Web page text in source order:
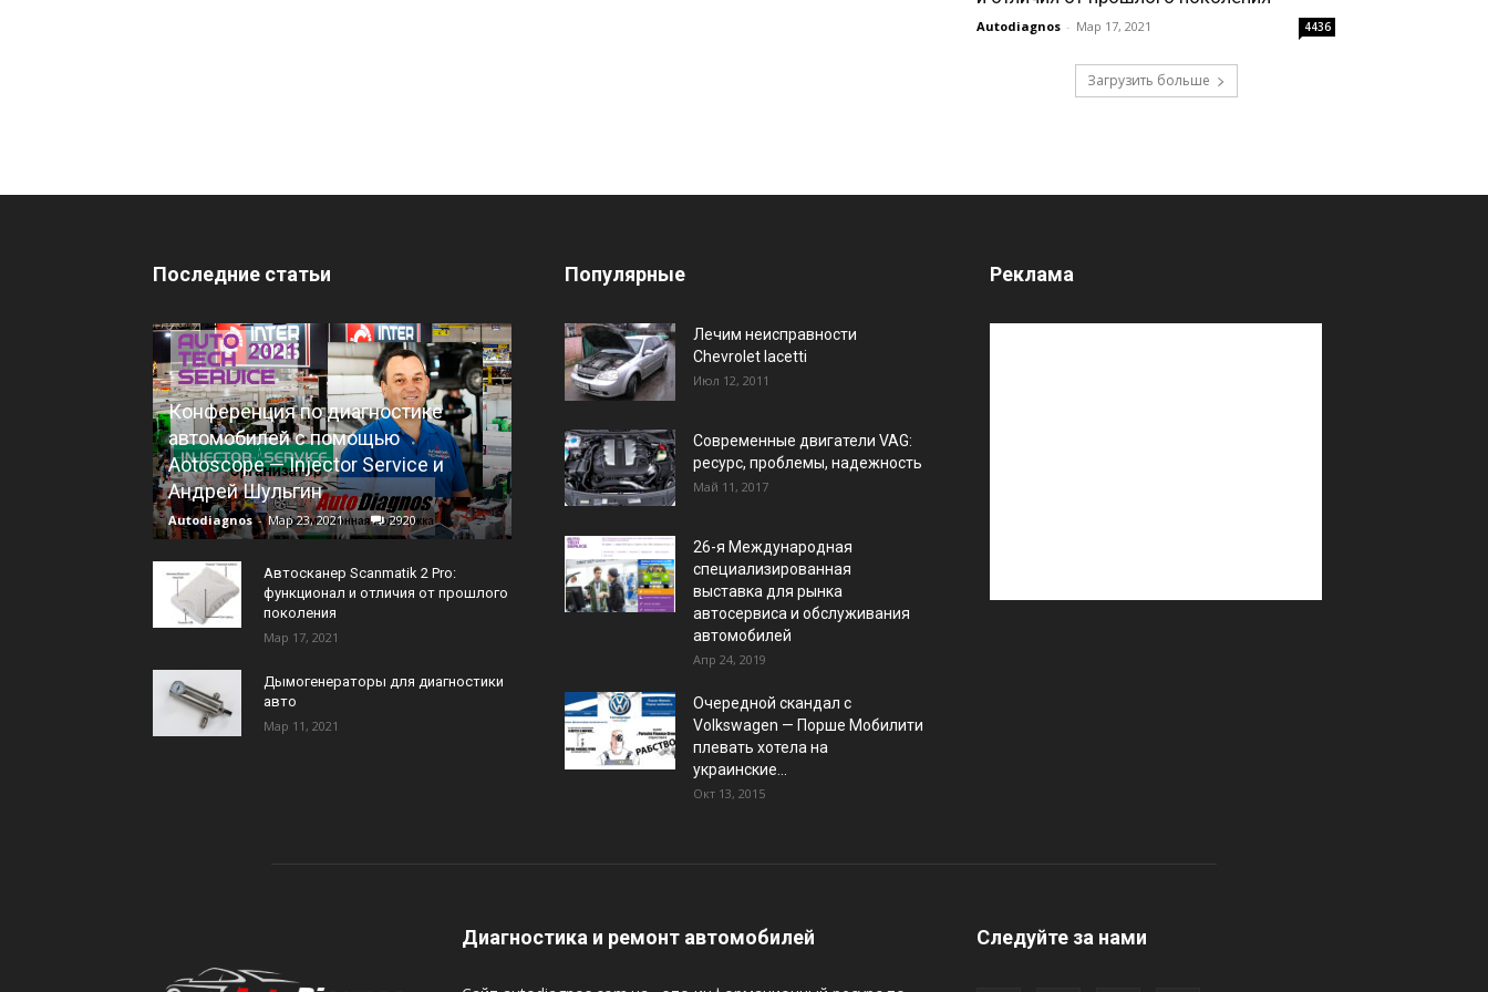
Autodiagnos - Мар 17, 2021 4436
Загрузить больше
Последние статьи
Конференция по диагностике
автомобилей с помощью
Aotoscope — Injector Service и
Андрей Шульгин
Autodiagnos - Мар 23, 2021 2920
Автосканер Scanmatik 2 Pro:
функционал и отличия от прошлого
поколения
Мар 17, 2021
Дымогенераторы для диагностики
авто
Мар 11, 2021
Популярные
Лечим неисправности
Chevrolet lacetti
Июл 12, 2011
Современные двигатели VAG:
ресурс, проблемы, надежность
Май 11, 2017
26-я Международная
специализированная
выставка для рынка
автосервиса и обслуживания
автомобилей
Апр 24, 2019
Очередной скандал с
Volkswagen — Порше Мобилити
плевать хотела на
украинские...
Окт 13, 2015
Реклама
Диагностика и ремонт автомобилей Следуйте за нами